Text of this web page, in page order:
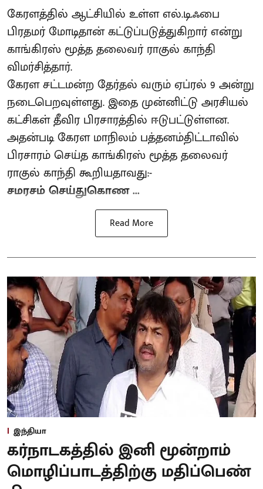
கேரளத்தில் ஆட்சியில் உள்ள எல்.டி.ஃபை
பிரதமர் மோடிதான் கட்டுப்படுத்துகிறார் என்று
காங்கிரஸ் மூத்த தலைவர் ராகுல் காந்தி
விமர்சித்தார்.
கேரள சட்டமன்ற தேர்தல் வரும் ஏப்ரல் 9 அன்று
நடைபெறவுள்ளது. இதை முன்னிட்டு அரசியல்
கட்சிகள் தீவிர பிரசாரத்தில் ஈடுபட்டுள்ளன.
அதன்படி கேரள மாநிலம் பத்தனம்திட்டாவில்
பிரசாரம் செய்த காங்கிரஸ் மூத்த தலைவர்
ராகுல் காந்தி கூறியதாவது:-
சமரசம் செய்துகொண ...
Read More
இந்தியா
கர்நாடகத்தில் இனி மூன்றாம்
மொழிப்பாடத்திற்கு மதிப்பெண்